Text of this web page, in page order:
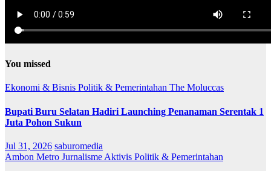
You missed
Ekonomi & Bisnis Politik & Pemerintahan The Moluccas
Bupati Buru Selatan Hadiri Launching Penanaman Serentak 1
Juta Pohon Sukun
Jul 31, 2026 saburomedia
Ambon Metro Jurnalisme Aktivis Politik & Pemerintahan